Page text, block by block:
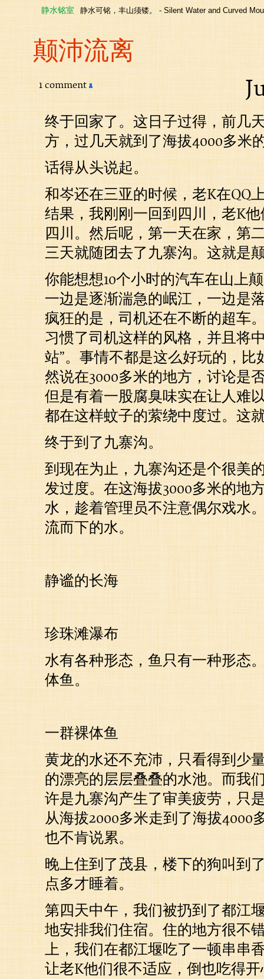
静水铭室 静水可铭，丰山须镂。 - Silent Water and Curved
颠沛流离
1 comment
终于回家了。这日子过得，前几
方，过几天就到了海拔4000多米
话得从头说起。
和岑还在三亚的时候，老K在QQ
结果，我刚刚一回到四川，老K
四川。然后呢，第一天在家，第
三天就随团去了九寨沟。这就是
你能想想10个小时的汽车在山上
一边是逐渐湍急的岷江，一边是
疯狂的是，司机还在不断的超车
习惯了司机这样的风格，并且将
站”。事情不都是这么好玩的，比
然说在3000多米的地方，讨论是
但是有着一股腐臭味实在让人难
都在这样蚊子的萦绕中度过。这
终于到了九寨沟。
到现在为止，九寨沟还是个很美
发过度。在这海拔3000多米的地
水，趁着管理员不注意偶尔戏水
流而下的水。
静谧的长海
珍珠滩瀑布
水有各种形态，鱼只有一种形态
体鱼。
一群裸体鱼
黄龙的水还不充沛，只看得到少
的漂亮的层层叠叠的水池。而我
许是九寨沟产生了审美疲劳，只
从海拔2000多米走到了海拔4000
也不肯说累。
晚上住到了茂县，楼下的狗叫到
点多才睡着。
第四天中午，我们被扔到了都江
地安排我们住宿。住的地方很不
上，我们在都江堰吃了一顿串串
让老K他们很不适应，倒也吃得